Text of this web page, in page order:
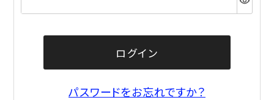
須)
ログイン
パスワードをお忘れですか？